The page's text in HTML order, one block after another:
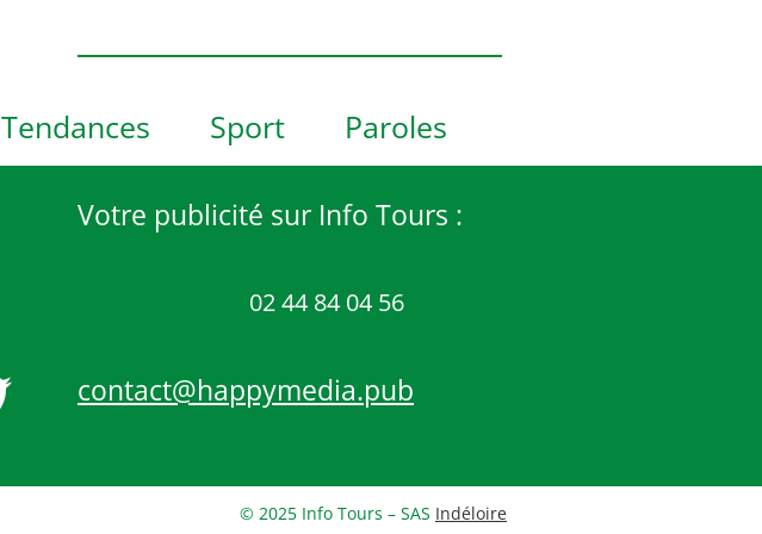
V
i
e
Tendances Sport Paroles
Votre publicité sur Info Tours :
02 44 84 04 56
contact@happymedia.pub
© 2025 Info Tours – SAS Indéloire